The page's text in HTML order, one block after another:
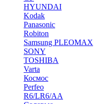
HYUNDAI
Kodak
Panasonic
Robiton
Samsung PLEOMAX
SONY
TOSHIBA
Varta
Космос
Perfeo
R6/LR6/AA